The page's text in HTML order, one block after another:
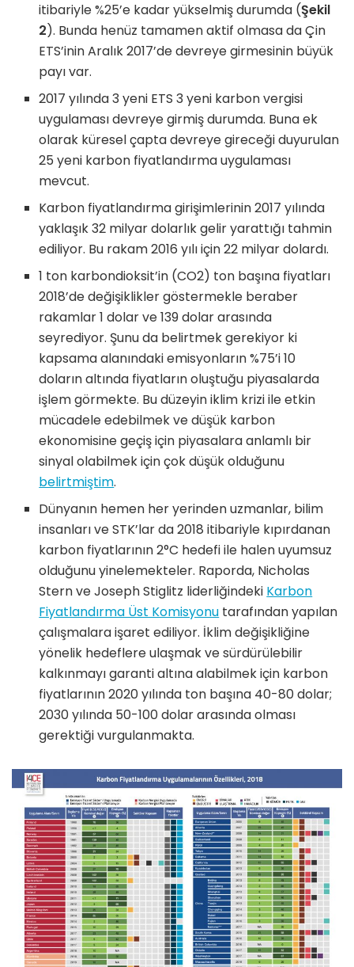
itibariyle %25’e kadar yükselmiş durumda (Şekil
2). Bunda henüz tamamen aktif olmasa da Çin
ETS’inin Aralık 2017’de devreye girmesinin büyük
payı var.
2017 yılında 3 yeni ETS 3 yeni karbon vergisi
uygulaması devreye girmiş durumda. Buna ek
olarak küresel çapta devreye gireceği duyurulan
25 yeni karbon fiyatlandırma uygulaması
mevcut.
Karbon fiyatlandırma girişimlerinin 2017 yılında
yaklaşık 32 milyar dolarlık gelir yarattığı tahmin
ediliyor. Bu rakam 2016 yılı için 22 milyar dolardı.
1 ton karbondioksit’in (CO2) ton başına fiyatları
2018’de değişiklikler göstermekle beraber
rakamlar 1 dolar ve 139 dolar arasında
seyrediyor. Şunu da belirtmek gerekiyor ki
kapsama alanındaki emisyonların %75’i 10
doların altında fiyatların oluştuğu piyasalarda
işlem görmekte. Bu düzeyin iklim krizi ile etkin
mücadele edebilmek ve düşük karbon
ekonomisine geçiş için piyasalara anlamlı bir
sinyal olabilmek için çok düşük olduğunu
belirtmiştim.
Dünyanın hemen her yerinden uzmanlar, bilim
insanları ve STK’lar da 2018 itibariyle kıpırdanan
karbon fiyatlarının 2°C hedefi ile halen uyumsuz
olduğunu yinelemekteler. Raporda, Nicholas
Stern ve Joseph Stiglitz liderliğindeki Karbon
Fiyatlandırma Üst Komisyonu tarafından yapılan
çalışmalara işaret ediliyor. İklim değişikliğine
yönelik hedeflere ulaşmak ve sürdürülebilir
kalkınmayı garanti altına alabilmek için karbon
fiyatlarının 2020 yılında ton başına 40-80 dolar;
2030 yılında 50-100 dolar arasında olması
gerektiği vurgulanmakta.